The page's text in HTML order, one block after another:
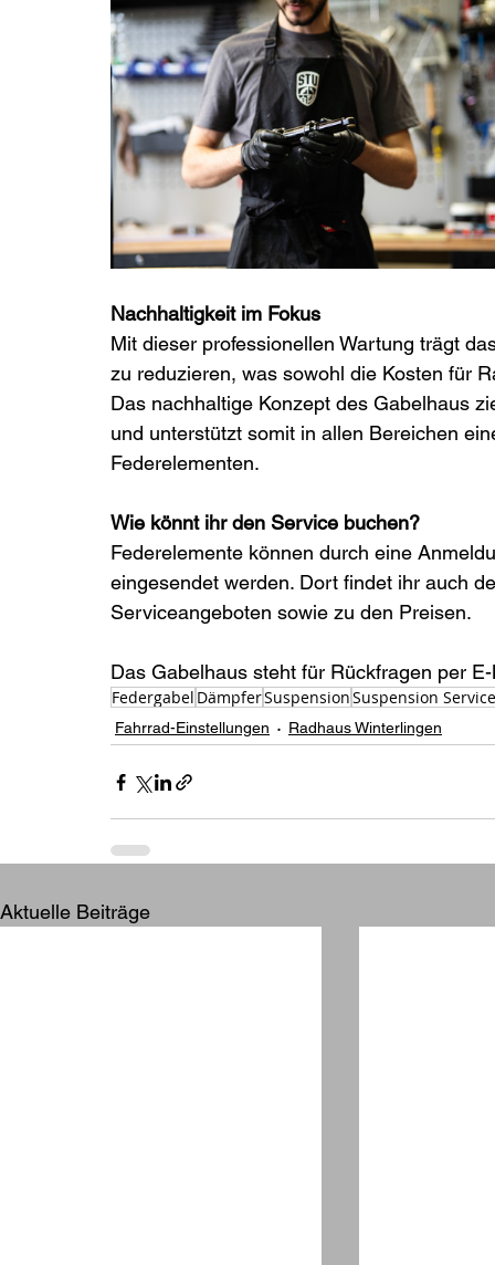
Nachhaltigkeit im Fokus
Mit dieser professionellen Wartung trägt
zu reduzieren, was sowohl die Kosten für
Das nachhaltige Konzept des Gabelhaus
und unterstützt somit in allen Bereichen
Federelementen.
Wie könnt ihr den Service buchen?
Federelemente können durch eine
eingesendet werden. Dort findet ihr auch
Serviceangeboten sowie zu den Preisen.
Das Gabelhaus steht für Rückfragen per
Federgabel DämpferSuspensionSuspension Service
Fahrrad-Einstellungen Radhaus Winterlingen
Aktuelle Beiträge